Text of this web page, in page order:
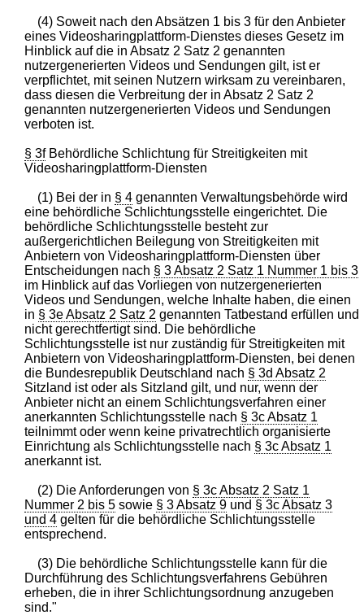
(4) Soweit nach den Absätzen 1 bis 3 für den Anbieter
eines Videosharingplattform-Dienstes dieses Gesetz im
Hinblick auf die in Absatz 2 Satz 2 genannten
nutzergenerierten Videos und Sendungen gilt, ist er
verpflichtet, mit seinen Nutzern wirksam zu vereinbaren,
dass diesen die Verbreitung der in Absatz 2 Satz 2
genannten nutzergenerierten Videos und Sendungen
verboten ist.
§ 3fBehördliche Schlichtung für Streitigkeiten mit
Videosharingplattform-Diensten
(1) Bei der in § 4 genannten Verwaltungsbehörde wird
eine behördliche Schlichtungsstelle eingerichtet. Die
behördliche Schlichtungsstelle besteht zur
außergerichtlichen Beilegung von Streitigkeiten mit
Anbietern von Videosharingplattform-Diensten über
Entscheidungen nach § 3 Absatz 2 Satz 1 Nummer 1 bis 3
im Hinblick auf das Vorliegen von nutzergenerierten
Videos und Sendungen, welche Inhalte haben, die einen
in § 3e Absatz 2 Satz 2 genannten Tatbestand erfüllen und
nicht gerechtfertigt sind. Die behördliche
Schlichtungsstelle ist nur zuständig für Streitigkeiten mit
Anbietern von Videosharingplattform-Diensten, bei denen
die Bundesrepublik Deutschland nach § 3d Absatz 2
Sitzland ist oder als Sitzland gilt, und nur, wenn der
Anbieter nicht an einem Schlichtungsverfahren einer
anerkannten Schlichtungsstelle nach § 3c Absatz 1
teilnimmt oder wenn keine privatrechtlich organisierte
Einrichtung als Schlichtungsstelle nach § 3c Absatz 1
anerkannt ist.
(2) Die Anforderungen von § 3c Absatz 2 Satz 1
Nummer 2 bis 5 sowie § 3 Absatz 9 und § 3c Absatz 3
und 4 gelten für die behördliche Schlichtungsstelle
entsprechend.
(3) Die behördliche Schlichtungsstelle kann für die
Durchführung des Schlichtungsverfahrens Gebühren
erheben, die in ihrer Schlichtungsordnung anzugeben
sind."